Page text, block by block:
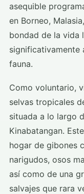
asequible
en Borneo,
bondad de la vida
significativamente
fauna.
Como voluntario,
selvas tropicales
situada a lo largo
Kinabatangan.
hogar de gibones
narigudos, osos
así como de una
salvajes que rara